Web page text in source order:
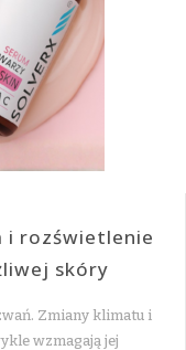
i rozświetlenie
skóry
Zmiany klimatu i
wzmagają jej